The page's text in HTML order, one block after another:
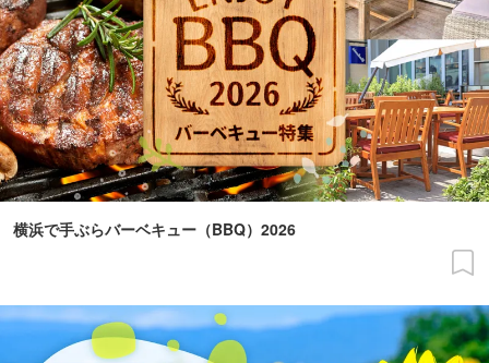
横浜で手ぶらバーベキュー（BBQ）2026